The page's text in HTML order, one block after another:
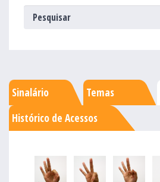
Sinalário Temas
Histórico de Acessos